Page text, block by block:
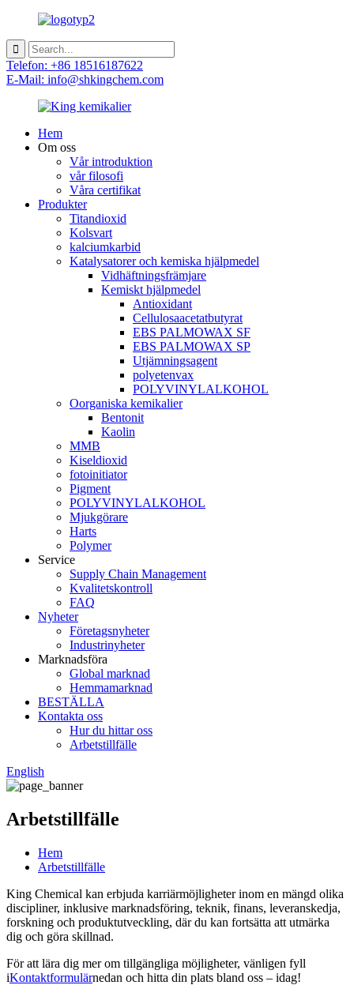
Telefon: +86 18516187622
E-Mail: info@shkingchem.com
Hem
Om oss
Vår introduktion
vår filosofi
Våra certifikat
Produkter
Titandioxid
Kolsvart
kalciumkarbid
Katalysatorer och kemiska hjälpmedel
Vidhäftningsfrämjare
Kemiskt hjälpmedel
Antioxidant
Cellulosaacetatbutyrat
EBS PALMOWAX SF
EBS PALMOWAX SP
Utjämningsagent
polyetenvax
POLYVINYLALKOHOL
Oorganiska kemikalier
Bentonit
Kaolin
MMB
Kiseldioxid
fotoinitiator
Pigment
POLYVINYLALKOHOL
Mjukgörare
Harts
Polymer
Service
Supply Chain Management
Kvalitetskontroll
FAQ
Nyheter
Företagsnyheter
Industrinyheter
Marknadsföra
Global marknad
Hemmamarknad
BESTÄLLA
Kontakta oss
Hur du hittar oss
Arbetstillfälle
English
Arbetstillfälle
Hem
Arbetstillfälle
King Chemical kan erbjuda karriärmöjligheter inom en mängd olika
discipliner, inklusive marknadsföring, teknik, finans, leveranskedja,
forskning och produktutveckling, där du kan fortsätta att utmärka
dig och göra skillnad.
För att lära dig mer om tillgängliga möjligheter, vänligen fyll
iKontaktformulärnedan och hitta din plats bland oss ​​– idag!